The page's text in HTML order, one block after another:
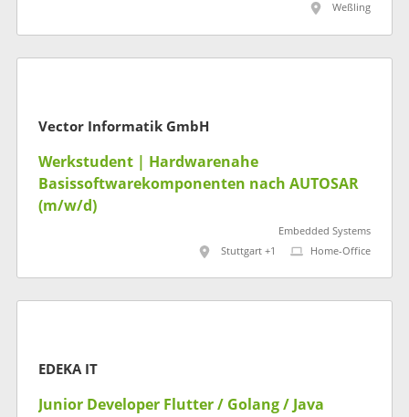
Weßling
Vector Informatik GmbH
Werkstudent | Hardwarenahe
Basissoftwarekomponenten nach AUTOSAR
(m/w/d)
Embedded Systems
Stuttgart +1
Home-Office
EDEKA IT
Junior Developer Flutter / Golang / Java